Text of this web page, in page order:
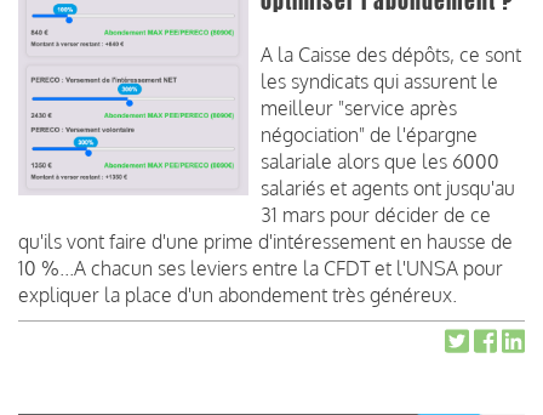
A la Caisse des dépôts, ce sont
les syndicats qui assurent le
meilleur "service après
négociation" de l'épargne
salariale alors que les 6000
salariés et agents ont jusqu'au
31 mars pour décider de ce
qu'ils vont faire d'une prime d'intéressement en hausse de
10 %...A chacun ses leviers entre la CFDT et l'UNSA pour
expliquer la place d'un abondement très généreux.